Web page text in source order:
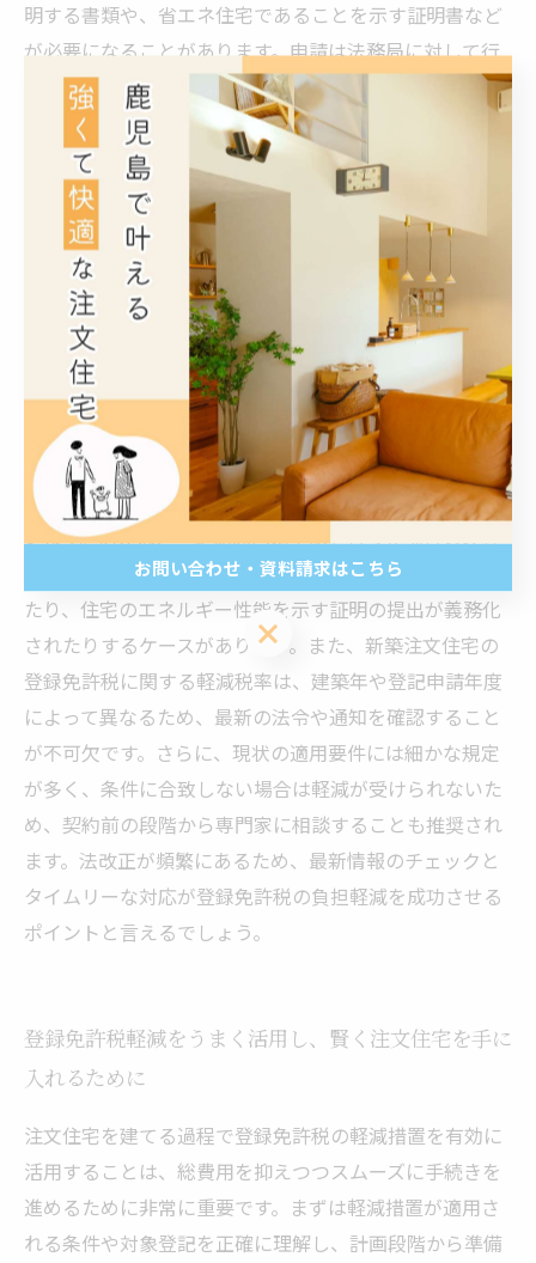
明する書類や、省エネ住宅であることを示す証明書など
が必要になることがあります。申請は法務局に対して行
い、書類の不備がないよう十分に注意を払うことが求め
られます。また、軽減対象となるための事前準備とし
て、契約書や住宅性能証明などを揃えることも重要で
す。このように、適切な手続きを踏むことが軽減措置を
確実に受けるための鍵となります。
最新の法改正と登録免許税軽減措置における注意点
登録免許税の軽減措置に関しては、税制改正の影響を受
けることが少なくありません。近年では環境性能の高い
住宅促進や省エネ基準を満たす住宅への支援強化など、
社会的要請を背景に軽減措置の内容に変更が加えられて
います。例えば、一定期間内に申請を行った場合のみ軽
減措置の適用が受けられる期間限定の優遇策が導入され
たり、住宅のエネルギー性能を示す証明の提出が義務化
されたりするケースがあります。また、新築注文住宅の
登録免許税に関する軽減税率は、建築年や登記申請年度
によって異なるため、最新の法令や通知を確認すること
が不可欠です。さらに、現状の適用要件には細かな規定
が多く、条件に合致しない場合は軽減が受けられないた
め、契約前の段階から専門家に相談することも推奨され
ます。法改正が頻繁にあるため、最新情報のチェックと
タイムリーな対応が登録免許税の負担軽減を成功させる
ポイントと言えるでしょう。
登録免許税軽減をうまく活用し、賢く注文住宅を手に
入れるために
注文住宅を建てる過程で登録免許税の軽減措置を有効に
活用することは、総費用を抑えつつスムーズに手続きを
進めるために非常に重要です。まずは軽減措置が適用さ
れる条件や対象登記を正確に理解し、計画段階から準備
お問い合わせ・資料請求はこちら
お問い合わせ・資料請求はこちら